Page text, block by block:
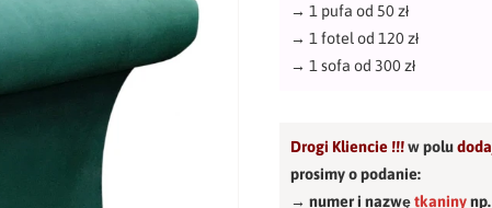
→1 pufa od 50 zł
→ 1 fotel od 120 zł
→1 sofa od 300 zł
Drogi Kliencie !!!w polu
prosimy o podanie:
→ numer i nazwętkaniny